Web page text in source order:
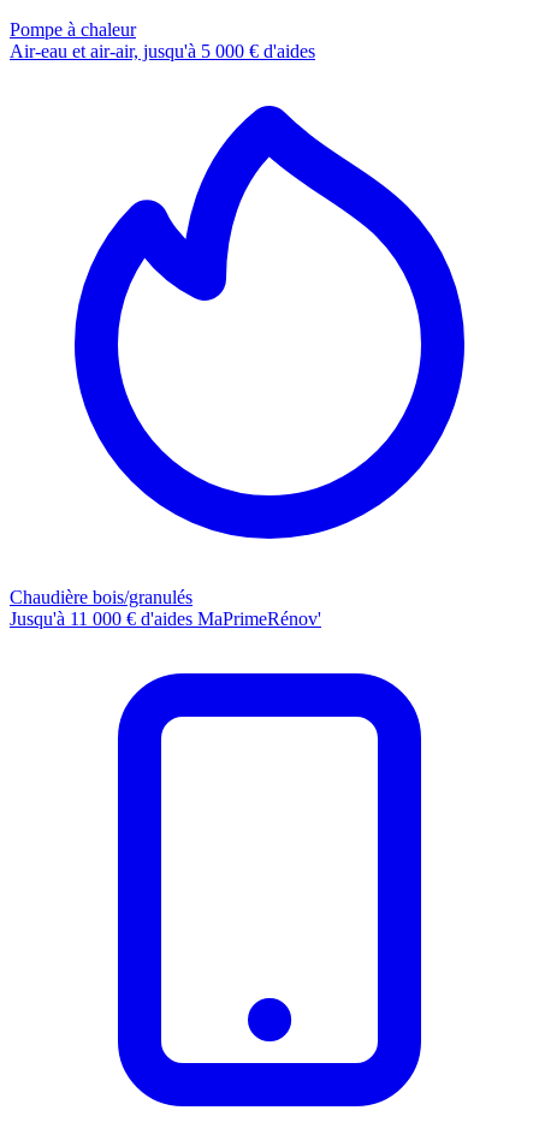
Pompe à chaleur
Air-eau et air-air, jusqu'à 5 000 € d'aides
Chaudière bois/granulés
Jusqu'à 11 000 € d'aides MaPrimeRénov'